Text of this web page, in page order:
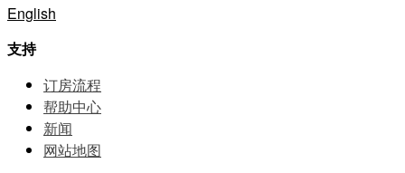
English
支持
订房流程
帮助中⼼
新闻
网站地图